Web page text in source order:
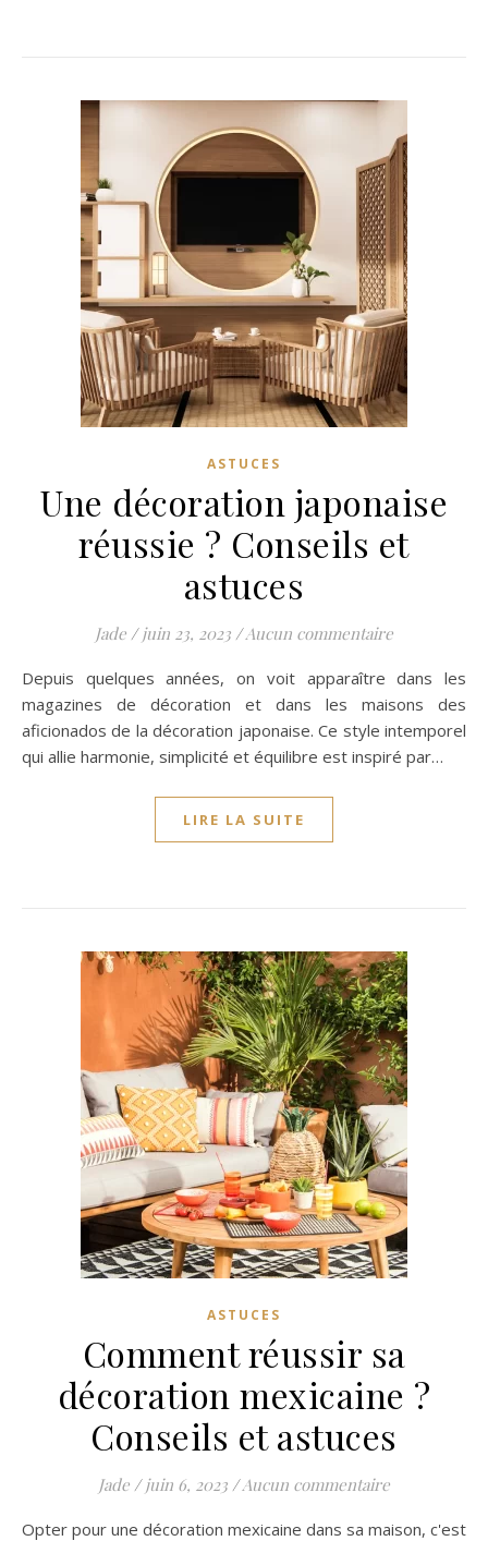
ASTUCES
Une décoration japonaise
réussie ? Conseils et
astuces
Jade / juin 23, 2023 /Aucun commentaire
Depuis quelques années, on voit apparaître dans les
magazines de décoration et dans les maisons des
aficionados de la décoration japonaise. Ce style intemporel
qui allie harmonie, simplicité et équilibre est inspiré par…
LIRE LA SUITE
ASTUCES
Comment réussir sa
décoration mexicaine ?
Conseils et astuces
Jade / juin 6, 2023 /Aucun commentaire
Opter pour une décoration mexicaine dans sa maison, c'est